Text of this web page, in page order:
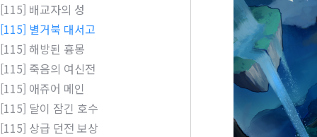
[115] 배교자의 성
[115] 별거북 대서고
[115] 해방된 흉몽
[115] 죽음의 여신전
[115] 애쥬어 메인
[115] 달이 잠긴 호수
[115] 상급 던전 보상